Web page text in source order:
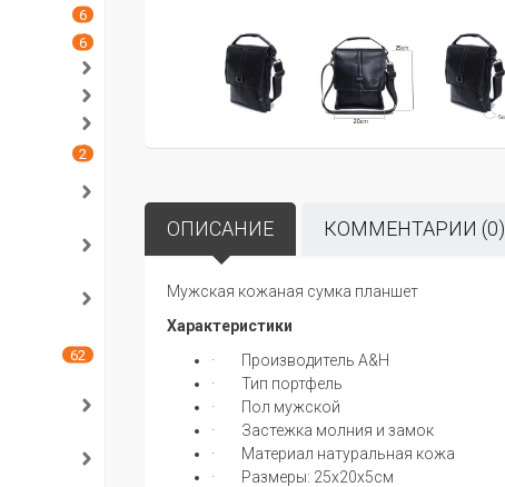
ОПИСАНИЕ КОММЕНТАРИИ (0)
Мужская кожаная сумка планшет
Характеристики
· Производитель A&H
· Тип портфель
· Пол мужской
· Застежка молния и замок
· Материал натуральная кожа
· Размеры: 25х20х5см
6
6
2
62